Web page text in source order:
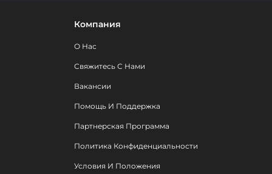
Компания
О Нас
Свяжитесь С Нами
Вакансии
Помощь И Поддержка
Партнерская Программа
Политика Конфиденциальности
Условия И Положения